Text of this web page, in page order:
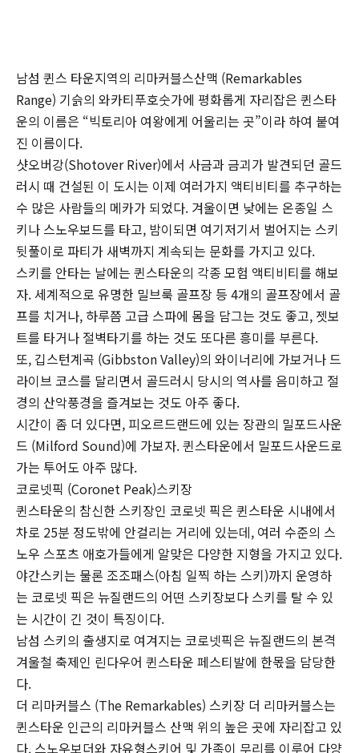
남섬 퀸스 타운지역의 리마커블스산맥 (Remarkables
Range) 기슭의 와카티푸호숫가에 평화롭게 자리잡은 퀸스타
운의 이름은 “빅토리아 여왕에게 어울리는 곳”이라 하여 붙여
진 이름이다.
샷오버강(Shotover River)에서 사금과 금괴가 발견되던 골드
러시 때 건설된 이 도시는 이제 여러가지 액티비티를 추구하는
수 많은 사람들의 메카가 되었다. 겨울이면 낮에는 온종일 스
키나 스노우보드를 타고, 밤이되면 여기저기서 벌어지는 스키
뒷풀이로 파티가 새벽까지 계속되는 문화를 가지고 있다.
스키를 안타는 날에는 퀸스타운의 각종 모험 액티비티를 해보
자. 세계적으로 유명한 밀브룩 골프장 등 4개의 골프장에서 골
프를 치거나, 하루쯤 고급 스파에 몸을 담그는 것도 좋고, 젯보
트를 타거나 절벽타기를 하는 것도 또다른 흥미를 부른다.
또, 깁스턴계곡 (Gibbston Valley)의 와이너리에 가보거나 드
라이브 코스를 달리면서 골드러시 당시의 역사를 음미하고 절
경의 산악풍경을 즐겨보는 것도 아주 좋다.
시간이 좀 더 있다면, 피오르드랜드에 있는 장관의 밀포드사운
드 (Milford Sound)에 가보자. 퀸스타운에서 밀포드사운드로
가는 투어도 아주 많다.
코로넷픽 (Coronet Peak)스키장
퀸스타운의 참신한 스키장인 코로넷 픽은 퀸스타운 시내에서
차로 25분 정도밖에 안걸리는 거리에 있는데, 여러 수준의 스
노우 스포츠 애호가들에게 알맞은 다양한 지형을 가지고 있다.
야간스키는 물론 조조패스(아침 일찍 하는 스키)까지 운영하
는 코로넷 픽은 뉴질랜드의 어떤 스키장보다 스키를 탈 수 있
는 시간이 긴 것이 특징이다.
남섬 스키의 출생지로 여겨지는 코로넷픽은 뉴질랜드의 본격
겨울철 축제인 린다우어 퀸스타운 페스티발에 한몫을 담당한
다.
더 리마커블스 (The Remarkables) 스키장 더 리마커블스는
퀸스타운 인근의 리마커블스 산맥 위의 높은 곳에 자리잡고 있
다. 스노우보더와 자유형스키어 및 가족이 무리를 이루어 다양